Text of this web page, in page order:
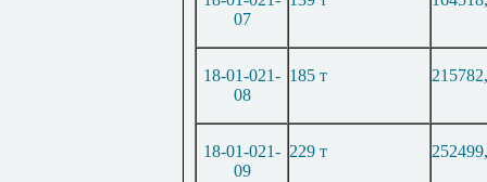
07
18-01-021-
08
185 т
18-01-021-
09
229 т